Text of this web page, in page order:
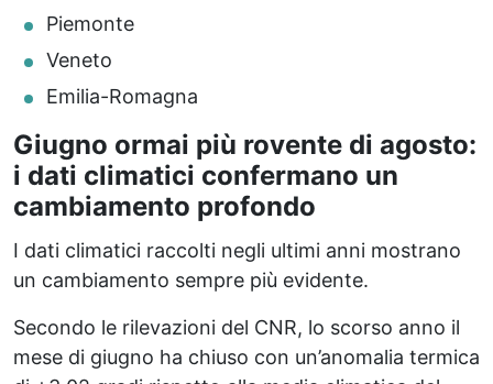
Piemonte
Veneto
Emilia-Romagna
Giugno ormai più rovente di agosto:
i dati climatici confermano un
cambiamento profondo
I dati climatici raccolti negli ultimi anni mostrano
un cambiamento sempre più evidente.
Secondo le rilevazioni del CNR, lo scorso anno il
mese di giugno ha chiuso con un’anomalia termica